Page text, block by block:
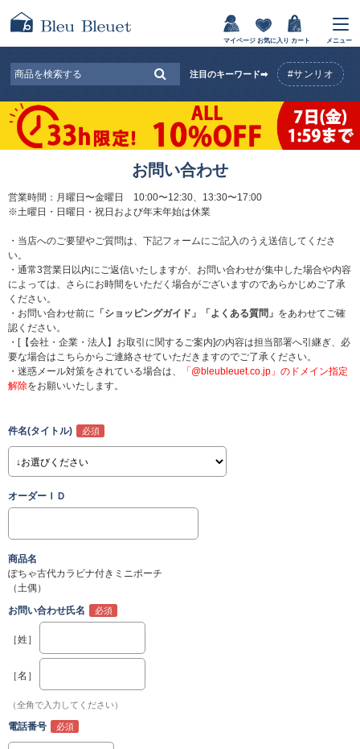
マイページ お気に入り カート メニュー
注目のキーワード➡ #サンリオ
お問い合わせ
営業時間：月曜日〜金曜日 10:00〜12:30、13:30〜17:00
※土曜日・日曜日・祝日および年末年始は休業
・当店へのご要望やご質問は、下記フォームにご記入のうえ送信してくださ
い。
・通常3営業日以内にご返信いたしますが、お問い合わせが集中した場合や内容
によっては、さらにお時間をいただく場合がございますのであらかじめご了承
ください。
・お問い合わせ前に 「ショッピングガイド」 「よくある質問」 をあわせてご確
認ください。
・[【会社・企業・法人】お取引に関するご案内]の内容は担当部署へ引継ぎ、必
要な場合はこちらからご連絡させていただきますのでご了承ください。
・迷惑メール対策をされている場合は、
「@bleubleuet.co.jp」のドメイン指定
解除をお願いいたします。
件名(タイトル)
オーダーＩＤ
商品名
ぽちゃ古代カラビナ付きミニポーチ
（土偶）
お問い合わせ氏名
［姓］
［名］
（全角で入力してください）
電話番号